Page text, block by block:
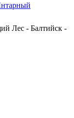
Лес - Балтийск -